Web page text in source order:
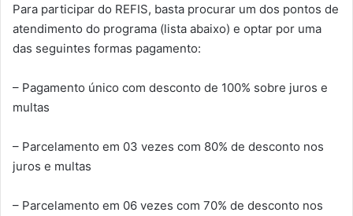
Para participar do REFIS, basta procurar um dos pontos de
atendimento do programa (lista abaixo) e optar por uma
das seguintes formas pagamento:
– Pagamento único com desconto de 100% sobre juros e
multas
– Parcelamento em 03 vezes com 80% de desconto nos
juros e multas
– Parcelamento em 06 vezes com 70% de desconto nos